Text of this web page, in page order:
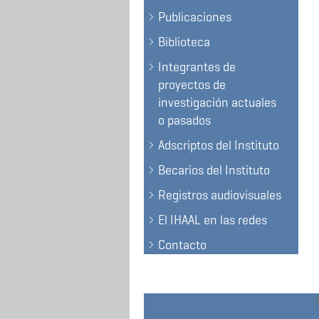
Publicaciones
Biblioteca
Integrantes de
proyectos de
investigación actuales
o pasados
Adscriptos del Instituto
Becarios del Instituto
Registros audiovisuales
El IHAAL en las redes
Contacto